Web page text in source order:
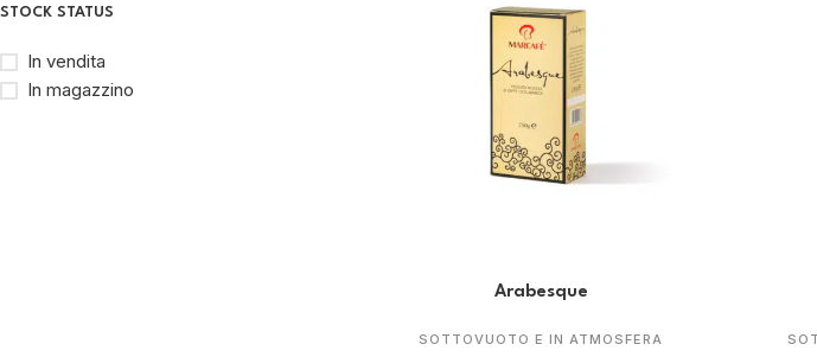
STOCK STATUS
In vendita
In magazzino
Arabesque
SOTTOVUOTO E IN ATMOSFERA